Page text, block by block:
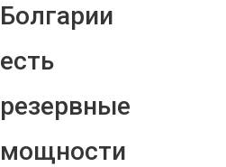
Болгарии
есть
резервные
мощности